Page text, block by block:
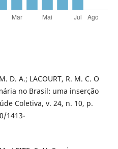
D. A.; LACOURT, R. M. C. O
no Brasil: uma inserção
Coletiva, v. 24, n. 10, p.
1413-